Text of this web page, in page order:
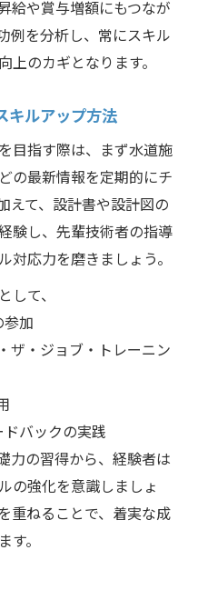
給や賞与増額にもつなが
例を分析し、常にスキル
のカギとなります。
キルアップ方法
目指す際は、まず水道施
の最新情報を定期的にチ
えて、設計書や設計図の
験し、先輩技術者の指導
対応力を磨きましょう。
て、
加
ザ・ジョブ・トレーニン
バックの実践
力の習得から、経験者は
の強化を意識しましょ
重ねることで、着実な成
。